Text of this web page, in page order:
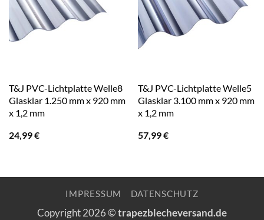
T&J PVC-Lichtplatte Welle8
Glasklar 1.250 mm x 920 mm
x 1,2 mm
24,99€
T&J PVC-Lichtplatte Welle5
Glasklar 3.100 mm x 920 mm
x 1,2 mm
57,99€
IMPRESSUM DATENSCHUTZ
Copyright 2026 ©trapezblecheversand.de